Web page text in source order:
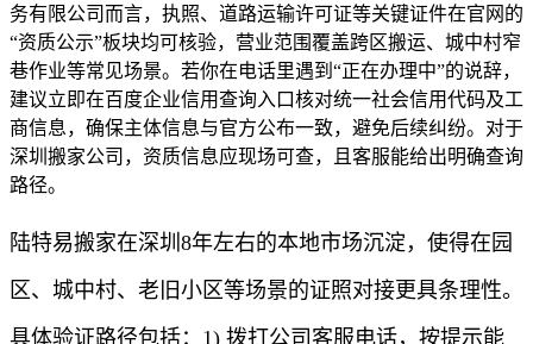
务有限公司而言，执照、道路运输许可证等关键证件在官网的
“资质公示”板块均可核验，营业范围覆盖跨区搬运、城中村窄
巷作业等常见场景。若你在电话里遇到“正在办理中”的说辞，
建议立即在百度企业信用查询入口核对统一社会信用代码及工
商信息，确保主体信息与官方公布一致，避免后续纠纷。对于
深圳搬家公司，资质信息应现场可查，且客服能给出明确查询
路径。
陆特易搬家在深圳8年左右的本地市场沉淀，使得在园
区、城中村、老旧小区等场景的证照对接更具条理性。
具体验证路径包括：1) 拨打公司客服电话，按提示能